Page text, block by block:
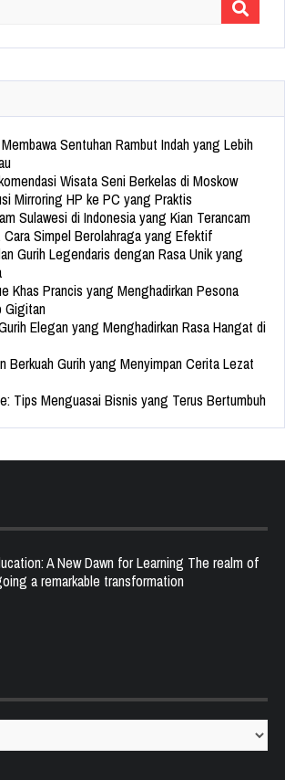
Sentuhan Rambut Indah yang Lebih
Wisata Seni Berkelas di Moskow
Mirroring HP ke PC yang Praktis
Sulawesi di Indonesia yang Kian Terancam
Cara Simpel Berolahraga yang Efektif
Gurih Legendaris dengan Rasa Unik yang
Khas Prancis yang Menghadirkan Pesona
Gigitan
Elegan yang Menghadirkan Rasa Hangat di
Berkuah Gurih yang Menyimpan Cerita Lezat
Tips Menguasai Bisnis yang Terus Bertumbuh
A New Dawn for Learning The realm of
a remarkable transformation